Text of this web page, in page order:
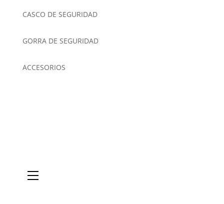
CASCO DE SEGURIDAD
GORRA DE SEGURIDAD
ACCESORIOS